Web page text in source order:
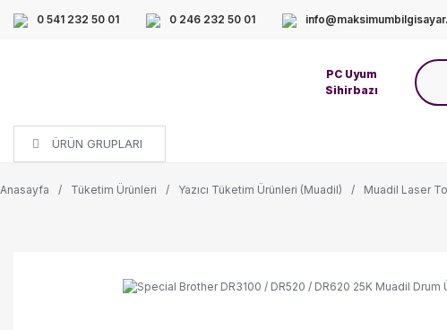
0 541 232 50 01 0 246 232 50 01
PC Uyum
Sihirbazı
ÜRÜN GRUPLARI
Anasayfa Tüketim Ürünleri Yazıcı Tüketim Ürünleri (Muadil) Muadil Laser